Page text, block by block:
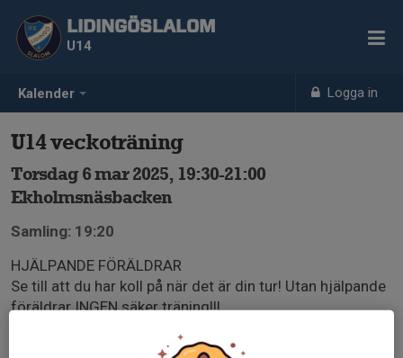
Kalender Logga in
LIDINGÖSLALOM
U14
U14 veckoträning
Torsdag 6 mar 2025, 19:30-21:00
Ekholmsnäsbacken
Samling: 19:20
HJÄLPANDE FÖRÄLDRAR
Se till att du har koll på när det är din tur! Utan hjälpande
föräldrar INGEN säker träning!!!
förhinder på ditt pass. KOM ALLTID MINST 20 min